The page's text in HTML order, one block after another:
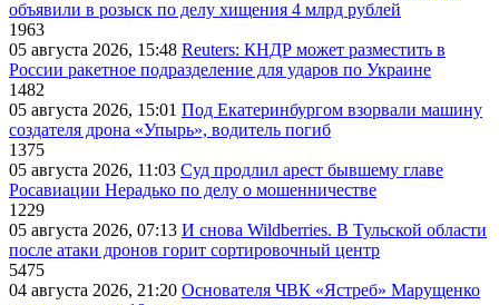
объявили в розыск по делу хищения 4 млрд рублей
1963
05 августа 2026, 15:48 Reuters: КНДР может разместить в
России ракетное подразделение для ударов по Украине
1482
05 августа 2026, 15:01 Под Екатеринбургом взорвали машину
создателя дрона «Упырь», водитель погиб
1375
05 августа 2026, 11:03 Суд продлил арест бывшему главе
Росавиации Нерадько по делу о мошенничестве
1229
05 августа 2026, 07:13 И снова Wildberries. В Тульской области
после атаки дронов горит сортировочный центр
5475
04 августа 2026, 21:20 Основателя ЧВК «Ястреб» Марущенко